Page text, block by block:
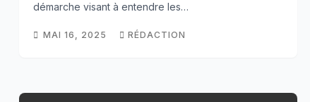
démarche visant à entendre les…
MAI 16, 2025 RÉDACTION